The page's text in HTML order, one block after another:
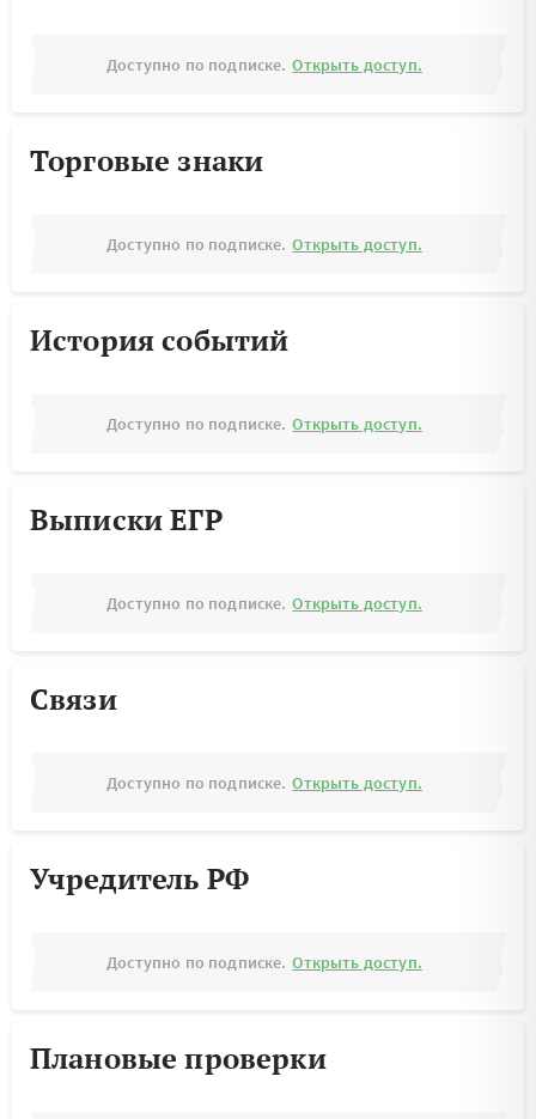
Доступно по подписке. Открыть доступ.
Торговые знаки
Доступно по подписке. Открыть доступ.
История событий
Доступно по подписке. Открыть доступ.
Выписки ЕГР
Доступно по подписке. Открыть доступ.
Связи
Доступно по подписке. Открыть доступ.
Учредитель РФ
Доступно по подписке. Открыть доступ.
Плановые проверки